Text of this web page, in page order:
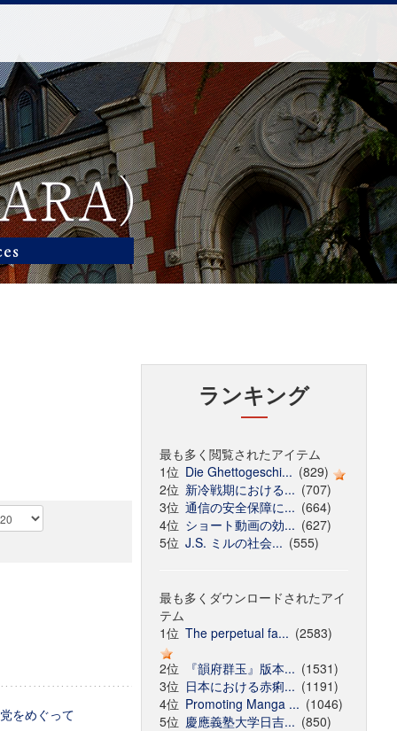
をめぐって
ランキング
最も多く閲覧されたアイテム
1位 Die Ghettogeschi... (829)
2位 新冷戦期における... (707)
3位 通信の安全保障に... (664)
4位 ショート動画の効... (627)
5位 J.S. ミルの社会... (555)
最も多くダウンロードされたアイ
テム
1位 The perpetual fa... (2583)
2位
『韻府群玉』版本... (1531)
3位 日本における赤痢... (1191)
4位 Promoting Manga ... (1046)
5位 慶應義塾大学日吉... (850)